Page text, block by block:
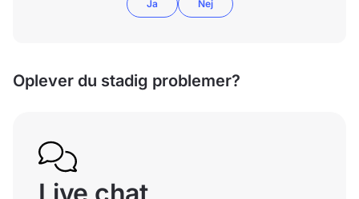
Ja Nej
Oplever du stadig problemer?